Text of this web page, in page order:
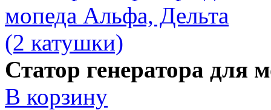
Статор генератора для
В корзину